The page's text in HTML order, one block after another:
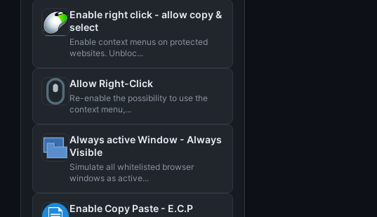
Enable right click - allow copy &
select
Enable context menus on protected
websites. Unbloc...
Allow Right-Click
Re-enable the possibility to use the
context menu,...
Always active Window - Always
Visible
Simulate all whitelisted browser
windows as active...
Enable Copy Paste - E.C.P